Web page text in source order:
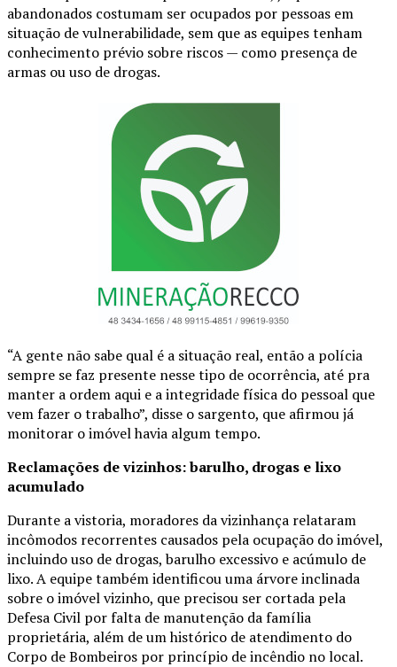
abandonados costumam ser ocupados por pessoas em
situação de vulnerabilidade, sem que as equipes tenham
conhecimento prévio sobre riscos — como presença de
armas ou uso de drogas.
“A gente não sabe qual é a situação real, então a polícia
sempre se faz presente nesse tipo de ocorrência, até pra
manter a ordem aqui e a integridade física do pessoal que
vem fazer o trabalho”, disse o sargento, que afirmou já
monitorar o imóvel havia algum tempo.
Reclamações de vizinhos: barulho, drogas e lixo
acumulado
Durante a vistoria, moradores da vizinhança relataram
incômodos recorrentes causados pela ocupação do imóvel,
incluindo uso de drogas, barulho excessivo e acúmulo de
lixo. A equipe também identificou uma árvore inclinada
sobre o imóvel vizinho, que precisou ser cortada pela
Defesa Civil por falta de manutenção da família
proprietária, além de um histórico de atendimento do
Corpo de Bombeiros por princípio de incêndio no local.